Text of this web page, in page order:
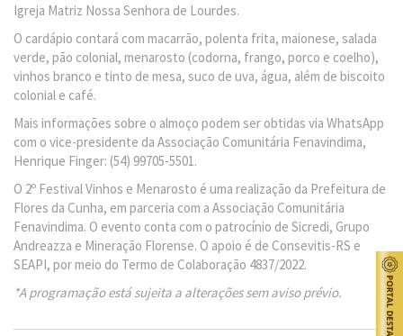
Igreja Matriz Nossa Senhora de Lourdes.
O cardápio contará com macarrão, polenta frita, maionese, salada
verde, pão colonial, menarosto (codorna, frango, porco e coelho),
vinhos branco e tinto de mesa, suco de uva, água, além de biscoito
colonial e café.
Mais informações sobre o almoço podem ser obtidas via WhatsApp
com o vice-presidente da Associação Comunitária Fenavindima,
Henrique Finger: (54) 99705-5501.
O 2º Festival Vinhos e Menarosto é uma realização da Prefeitura de
Flores da Cunha, em parceria com a Associação Comunitária
Fenavindima. O evento conta com o patrocínio de Sicredi, Grupo
Andreazza e Mineração Florense. O apoio é de Consevitis-RS e
SEAPI, por meio do Termo de Colaboração 4837/2022.
*A programação está sujeita a alterações sem aviso prévio.